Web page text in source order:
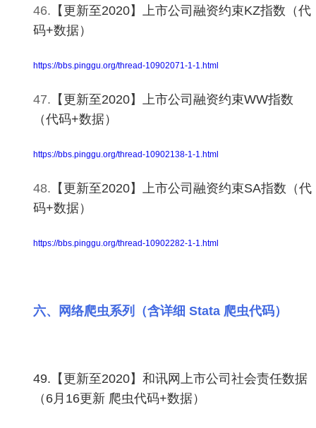
46. 【更新至2020】上市公司融资约束KZ指数（代
码+数据）
https://bbs.pinggu.org/thread-10902071-1-1.html
47. 【更新至2020】上市公司融资约束WW指数
（代码+数据）
https://bbs.pinggu.org/thread-10902138-1-1.html
48. 【更新至2020】上市公司融资约束SA指数（代
码+数据）
https://bbs.pinggu.org/thread-10902282-1-1.html
六、网络爬虫系列（含详细 Stata 爬虫代码）
49.【更新至2020】和讯网上市公司社会责任数据
（6月16更新 爬虫代码+数据）